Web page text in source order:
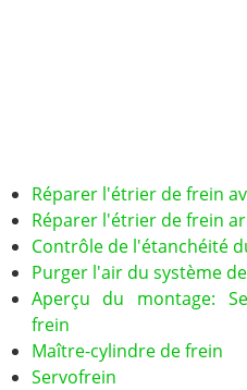
Réparer l'étrier de frein
Réparer l'étrier de frein
Contrôle de l'étanchéité
Purger l'air du système
Aperçu du montage:
frein
Maître-cylindre de frein
Servofrein